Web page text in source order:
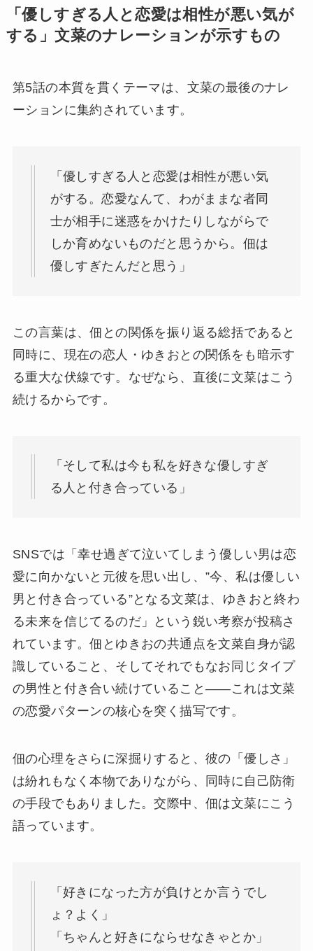
「優しすぎる人と恋愛は相性が悪い気が
する」文菜のナレーションが示すもの
第5話の本質を貫くテーマは、文菜の最後のナレ
ーションに集約されています。
「優しすぎる人と恋愛は相性が悪い気
がする。恋愛なんて、わがままな者同
士が相手に迷惑をかけたりしながらで
しか育めないものだと思うから。佃は
優しすぎたんだと思う」
この言葉は、佃との関係を振り返る総括であると
同時に、現在の恋人・ゆきおとの関係をも暗示す
る重大な伏線です。なぜなら、直後に文菜はこう
続けるからです。
「そして私は今も私を好きな優しすぎ
る人と付き合っている」
SNSでは「幸せ過ぎて泣いてしまう優しい男は恋
愛に向かないと元彼を思い出し、”今、私は優しい
男と付き合っている”となる文菜は、ゆきおと終わ
る未来を信じてるのだ」という鋭い考察が投稿さ
れています。佃とゆきおの共通点を文菜自身が認
識していること、そしてそれでもなお同じタイプ
の男性と付き合い続けていること――これは文菜
の恋愛パターンの核心を突く描写です。
佃の心理をさらに深掘りすると、彼の「優しさ」
は紛れもなく本物でありながら、同時に自己防衛
の手段でもありました。交際中、佃は文菜にこう
語っています。
「好きになった方が負けとか言うでし
ょ？よく」
「ちゃんと好きにならせなきゃとか」